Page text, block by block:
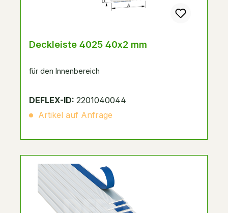
Deckleiste 4025 40x2 mm
für den Innenbereich
DEFLEX-ID: 2201040044
Artikel auf Anfrage